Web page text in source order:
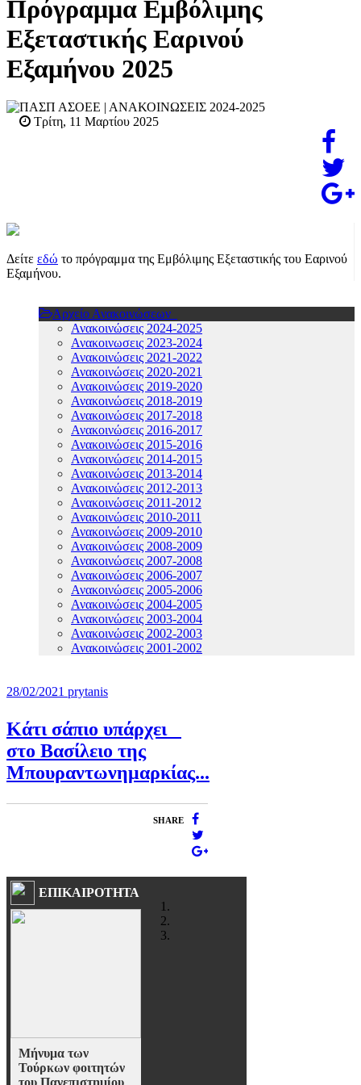
Πρόγραμμα Εμβόλιμης
Εξεταστικής Εαρινού
Εξαμήνου 2025
ΠΑΣΠ ΑΣΟΕΕ | ΑΝΑΚΟΙΝΩΣΕΙΣ 2024-2025
Τρίτη, 11 Μαρτίου 2025
Δείτε εδώ το πρόγραμμα της Εμβόλιμης Εξεταστικής του Εαρινού
Εξαμήνου.
Αρχείο Ανακοινώσεων
Ανακοινώσεις 2024-2025
Ανακοινωσεις 2023-2024
Ανακοινώσεις 2021-2022
Ανακοινώσεις 2020-2021
Ανακοινώσεις 2019-2020
Ανακοινώσεις 2018-2019
Ανακοινώσεις 2017-2018
Ανακοινώσεις 2016-2017
Ανακοινώσεις 2015-2016
Ανακοινώσεις 2014-2015
Ανακοινώσεις 2013-2014
Ανακοινώσεις 2012-2013
Ανακοινώσεις 2011-2012
Ανακοινώσεις 2010-2011
Ανακοινώσεις 2009-2010
Ανακοινώσεις 2008-2009
Ανακοινώσεις 2007-2008
Ανακοινώσεις 2006-2007
Ανακοινώσεις 2005-2006
Ανακοινώσεις 2004-2005
Ανακοινώσεις 2003-2004
Ανακοινώσεις 2002-2003
Ανακοινώσεις 2001-2002
28/02/2021 prytanis
Κάτι σάπιο υπάρχει
στο Βασίλειο της
Μπουραντωνημαρκίας...
SHARE
ΕΠΙΚΑΙΡΟΤΗΤΑ
Μήνυμα των
Τούρκων φοιτητών